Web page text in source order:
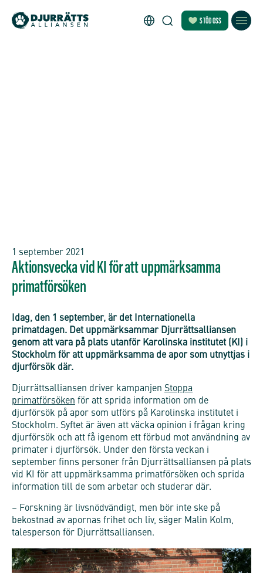
STÖD OSS
1 september 2021
Aktionsvecka vid KI för att uppmärksamma
primatförsöken
Idag, den 1 september, är det Internationella
primatdagen. Det uppmärksammar Djurrättsalliansen
genom att vara på plats utanför Karolinska institutet (KI) i
Stockholm för att uppmärksamma de apor som utnyttjas i
djurförsök där.
Djurrättsalliansen driver kampanjen Stoppa
primatförsöken för att sprida information om de
djurförsök på apor som utförs på Karolinska institutet i
Stockholm. Syftet är även att väcka opinion i frågan kring
djurförsök och att få igenom ett förbud mot användning av
primater i djurförsök. Under den första veckan i
september finns personer från Djurrättsalliansen på plats
vid KI för att uppmärksamma primatförsöken och sprida
information till de som arbetar och studerar där.
– Forskning är livsnödvändigt, men bör inte ske på
bekostnad av apornas frihet och liv, säger Malin Kolm,
talesperson för Djurrättsalliansen.